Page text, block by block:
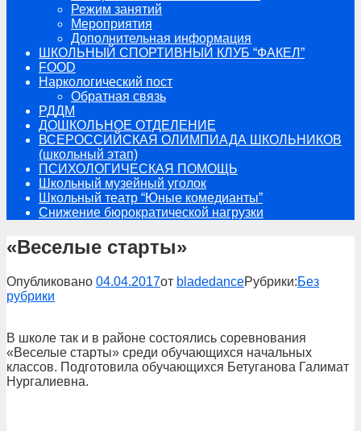
Режим занятий
Мероприятия
Дополнительная информация
ШКОЛЬНЫЙ СПОРТИВНЫЙ КЛУБ “ФАКЕЛ”
FOOD
Наркологический пост
Обратная связь
РДДМ
ДОШКОЛЬНОЕ ОТДЕЛЕНИЕ
ВСЕРОССИЙСКАЯ ОЛИМПИАДА ШКОЛЬНИКОВ
(школьный этап)
ПСИХОЛОГИЧЕСКАЯ ПОМОЩЬ
Школьный музейный уголок
Школьный театр “Юные комедианты”
Снижение бюрократической нагрузки
«Веселые старты»
Опубликовано 04.04.2017от bladedanceРубрики:Без
рубрики
В школе так и в районе состоялись соревнования
«Веселые старты» среди обучающихся начальных
классов. Подготовила обучающихся Бетуганова Галимат
Нургалиевна.